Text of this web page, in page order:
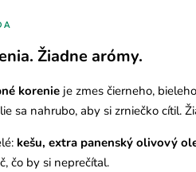
Žiadne arómy.
korenie je zmes čierneho,
sa nahrubo, aby si zrniečko cítil.
kešu, extra panenský olivový
čo by si neprečítal.